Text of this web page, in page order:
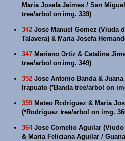
Maria Josefa Jaimes / San
tree/arbol on img. 339)
342 Jose Manuel Gomez (Viuda
Talavera) & Maria Josefa
347 Mariano Ortiz & Catalina
tree/arbol on img. 349)
352 Jose Antonio Banda & Juana
Irapuato (*Banda tree/arbol on
359 Mateo Rodriguez & Maria
(*Rodriguez tree/arbol on img.
364Jose Cornelio Aguilar (Viudo
& Maria Feliciana Aguilar /